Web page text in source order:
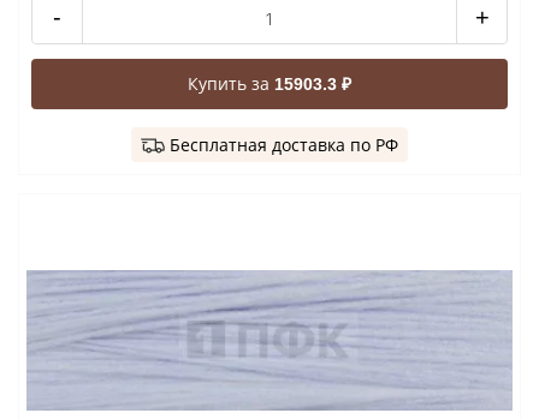
- +
Купить за 15903.3 ₽
Бесплатная доставка по РФ